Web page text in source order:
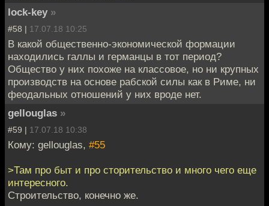
lock-key »
#58 | 17.07.18 10:25
В какой общественно-экономической формации
находились галлы и германцы в тот период?
Общество у них похоже на классовое, но ни крупных
производств на основе рабской силы как в Риме, ни
феодальных отношений у них вроде нет.
gellouglas »
#59 | 17.07.18 10:38
Кому: gellouglas, #55
>Там про быт и про сторительство и много чего еще
интересного.
Строительство, конечно же.